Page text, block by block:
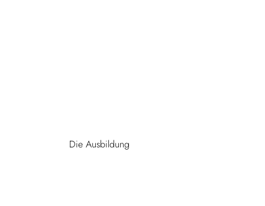
Die Ausbildung